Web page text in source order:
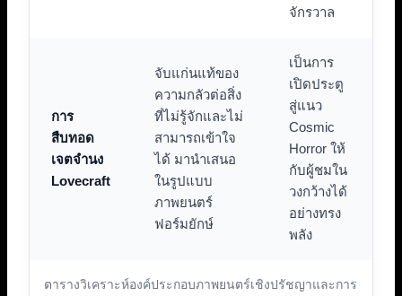
ตารางวิเคราะห์องค์ประกอบภาพยนตร์เชิงปรัชญาและการ
จักรวาล
การ
สืบทอด
เจตจำนง
Lovecraft
จับแก่นแท้ของ
ความกลัวต่อสิ่ง
ที่ไม่รู้จักและไม่
สามารถเข้าใจ
ได้ มานำเสนอ
ในรูปแบบ
ภาพยนตร์
ฟอร์มยักษ์
เป็นการ
เปิดประตู
สู่แนว
Cosmic
Horror ให้
กับผู้ชมใน
วงกว้างได้
อย่างทรง
พลัง